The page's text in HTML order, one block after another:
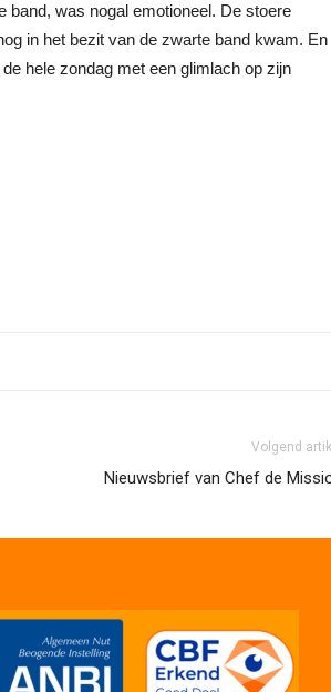
was nogal emotioneel. De stoere
in het bezit van de zwarte band kwam. En
hele zondag met een glimlach op zijn
Volgend
Nieuwsbrief van Chef de